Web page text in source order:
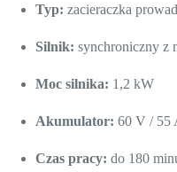
Typ: zacieraczka
Silnik: synchroniczny z
Moc silnika: 1,2 kW
Akumulator: 60 V / 55
Czas pracy: do 180